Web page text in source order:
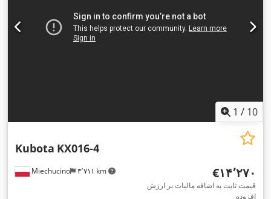
1 / 10
Miechucino ۳٬۷۱۱ km
Kubota KX016-4
‎€۱۴٬۲۷۰
قیمت ثابت به اضافه مالیات بر ارزش
افزوده